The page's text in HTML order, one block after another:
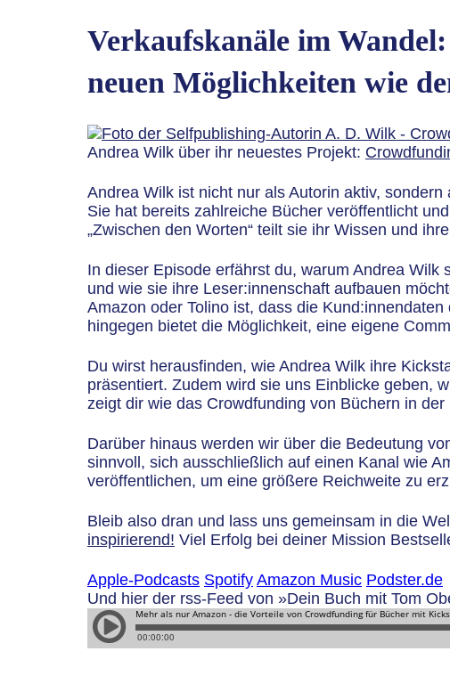
Verkaufskanäle im
neuen Möglichkeiten wie
Andrea Wilk über ihr neuestes Projekt:
Andrea Wilk ist nicht nur als Autorin aktiv,
Sie hat bereits zahlreiche Bücher veröffentlicht
„Zwischen den Worten“ teilt sie ihr Wissen und
In dieser Episode erfährst du, warum Andrea
und wie sie ihre Leser:innenschaft aufbauen
Amazon oder Tolino ist, dass die
hingegen bietet die Möglichkeit, eine eigene
Du wirst herausfinden, wie Andrea Wilk ihre
präsentiert. Zudem wird sie uns Einblicke geben,
zeigt dir wie das Crowdfunding von Büchern in
Darüber hinaus werden wir über die Bedeutung
sinnvoll, sich ausschließlich auf einen Kanal wie
veröffentlichen, um eine größere Reichweite zu
Bleib also dran und lass uns gemeinsam in die
inspirierend! Viel Erfolg bei deiner Mission
Apple-Podcasts Spotify Amazon Music Podster.de
Und hier der rss-Feed von »Dein Buch mit Tom